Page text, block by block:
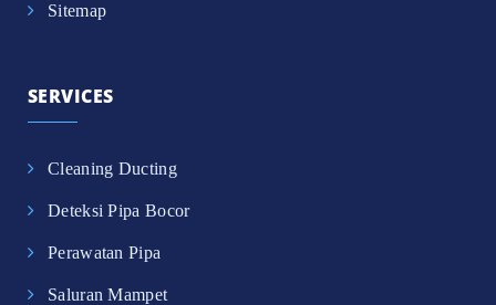
Sitemap
SERVICES
Cleaning Ducting
Deteksi Pipa Bocor
Perawatan Pipa
Saluran Mampet